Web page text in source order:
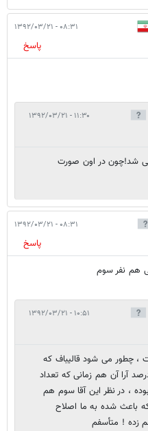
۰۸:۳۱ - ۱۳۹۲/۰۳/۲۱
پاسخ
۱۱:۳۰ - ۱۳۹۲/۰۳/۲۱
شد!چون در اون صورت
۰۸:۳۱ - ۱۳۹۲/۰۳/۲۱
پاسخ
هم نفر سوم
۱۰:۵۱ - ۱۳۹۲/۰۳/۲۱
، چطور می شود قالیباف که
نظرسنجی ها با بیش از 35 درصد آرا آن هم زمانی که تعداد
، در نظر این آقا سوم هم
باعث شده به ما اصلاح
زده ! متأسفم